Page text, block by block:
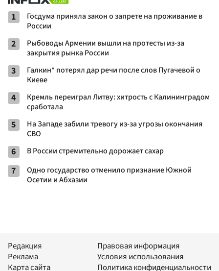
1
Госдума приняла закон о запрете на проживание в
России
2
Рыбоводы Армении вышли на протесты из-за
закрытия рынка России
3
Галкин* потерял дар речи после слов Пугачевой о
Киеве
4
Кремль переиграл Литву: хитрость с Калининградом
сработала
5
На Западе забили тревогу из-за угрозы окончания
СВО
6 В России стремительно дорожает сахар
7
Одно государство отменило признание Южной
Осетии и Абхазии
Редакция
Реклама
Карта сайта
Правовая информация
Условия использования
Политика конфиденциальности